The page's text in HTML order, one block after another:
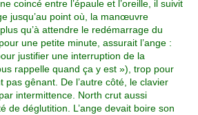
coincé entre l’épaule et l’oreille, il suivit
jusqu’au point où, la manœuvre
qu’à attendre le redémarrage du
une petite minute, assurait l’ange :
justifier une interruption de la
rappelle quand ça y est »), trop pour
pas gênant. De l’autre côté, le clavier
intermittence. North crut aussi
de déglutition. L’ange devait boire son